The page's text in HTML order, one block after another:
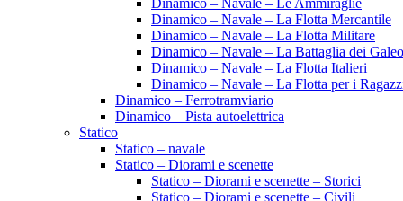
Dinamico – Navale – Le Ammiraglie
Dinamico – Navale – La Flotta Mercantile
Dinamico – Navale – La Flotta Militare
Dinamico – Navale – La Battaglia dei
Dinamico – Navale – La Flotta Italieri
Dinamico – Navale – La Flotta per i
Dinamico – Ferrotramviario
Dinamico – Pista autoelettrica
Statico
Statico – navale
Statico – Diorami e scenette
Statico – Diorami e scenette – Storici
Statico – Diorami e scenette – Civili